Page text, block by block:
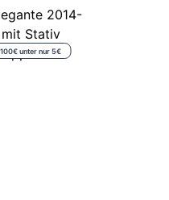
unter nur 5€